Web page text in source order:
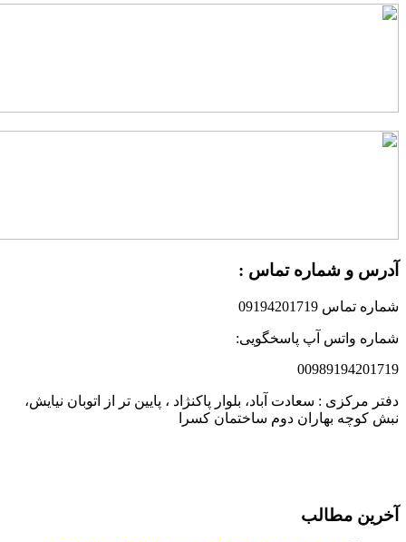
و شماره تماس :
تماس 09194201719
واتس آپ پاسخگویی:
مرکزی : سعادت آباد، بلوار پاکنژاد ، پایین تر از اتوبان نیایش،
کوچه بهاران دوم ساختمان کسرا
مطالب